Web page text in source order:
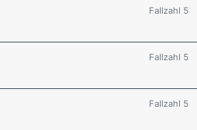
Fallzahl 5
Fallzahl 5
Fallzahl 5